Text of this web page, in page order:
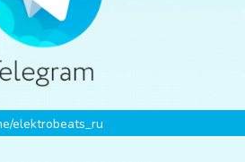
elektrobeats_ru